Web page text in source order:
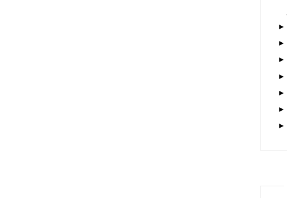
►
►
►
►
►
►
►